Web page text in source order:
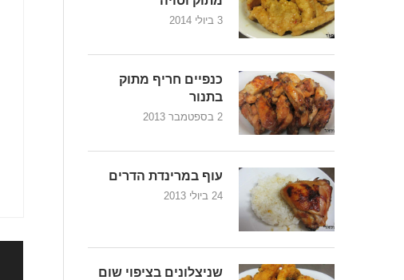
3 ביולי 2014
כנפיים חריף מתוק
בתנור
2 בספטמבר 2013
עוף במרינדת הדרים
24 ביולי 2013
שניצלונים בציפוי שום